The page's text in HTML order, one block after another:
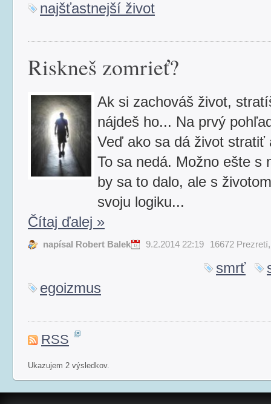
najšťastnejší život
Riskneš zomrieť?
Ak si zachováš život,
nájdeš ho... Na prvý
Veď ako sa dá život stratiť
To sa nedá. Možno ešte s
by sa to dalo, ale s
svoju logiku...
Čítaj ďalej »
napísal Robert Balek 9.2.2014 22:19 16672
smrť
egoizmus
RSS
Ukazujem 2 výsledkov.